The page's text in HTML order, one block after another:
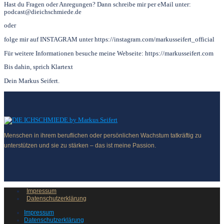
Hast du Fragen oder Anregungen? Dann schreibe mir per eMail unter:
podcast@dieichschmiede.de
oder
folge mir auf INSTAGRAM unter https://instagram.com/markusseifert_official
Für weitere Informationen besuche meine Webseite: https://markusseifert.com
Bis dahin, sprich Klartext
Dein Markus Seifert.
Menschen in ihrem beruflichen oder persönlichen Wachstum tatkräftig zu
unterstützen und sie zu stärken – das ist meine Passion.
Impressum
Datenschutzerklärung
Impressum
Datenschutzerklärung